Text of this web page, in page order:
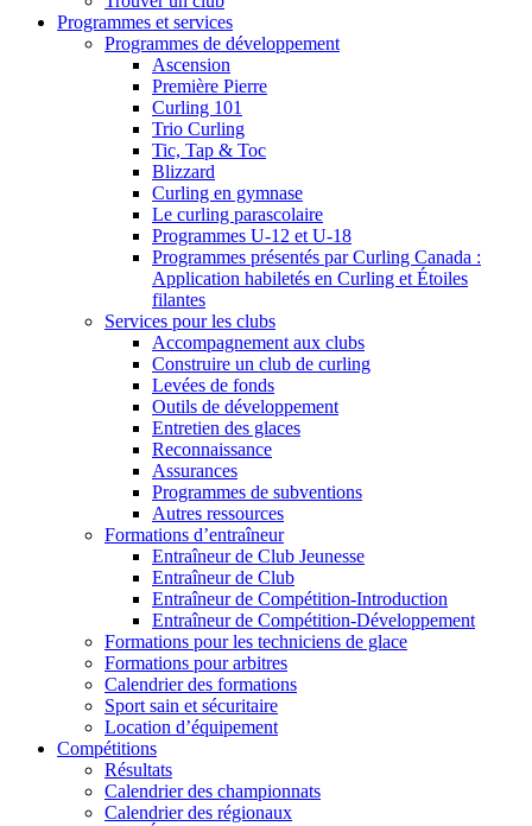
Programmes et services
Programmes de développement
Ascension
Première Pierre
Curling 101
Trio Curling
Tic, Tap & Toc
Blizzard
Curling en gymnase
Le curling parascolaire
Programmes U-12 et U-18
Programmes présentés par Curling Canada :
Application habiletés en Curling et Étoiles
filantes
Services pour les clubs
Accompagnement aux clubs
Construire un club de curling
Levées de fonds
Outils de développement
Entretien des glaces
Reconnaissance
Assurances
Programmes de subventions
Autres ressources
Formations d’entraîneur
Entraîneur de Club Jeunesse
Entraîneur de Club
Entraîneur de Compétition-Introduction
Entraîneur de Compétition-Développement
Formations pour les techniciens de glace
Formations pour arbitres
Calendrier des formations
Sport sain et sécuritaire
Location d’équipement
Compétitions
Résultats
Calendrier des championnats
Calendrier des régionaux